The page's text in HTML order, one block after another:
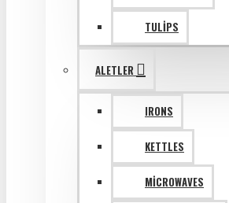
TULIPS
ALETLER
IRONS
KETTLES
MICROWAVES